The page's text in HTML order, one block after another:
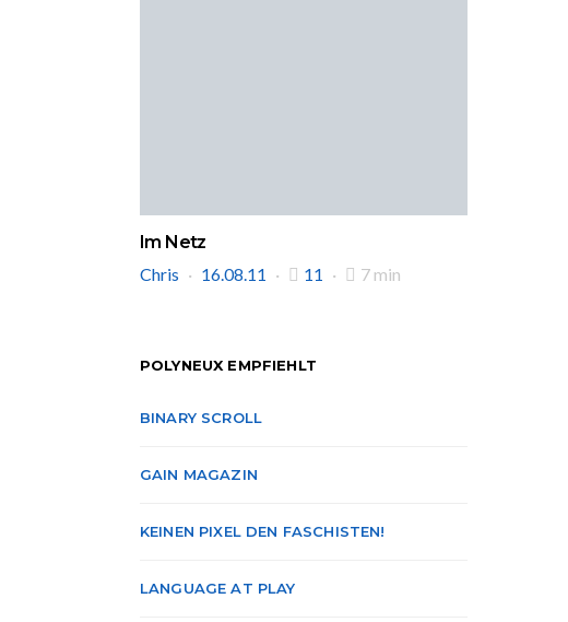
Im Netz
Chris
16.08.11 11 7 min
POLYNEUX EMPFIEHLT
BINARY SCROLL
GAIN MAGAZIN
KEINEN PIXEL DEN FASCHISTEN!
LANGUAGE AT PLAY